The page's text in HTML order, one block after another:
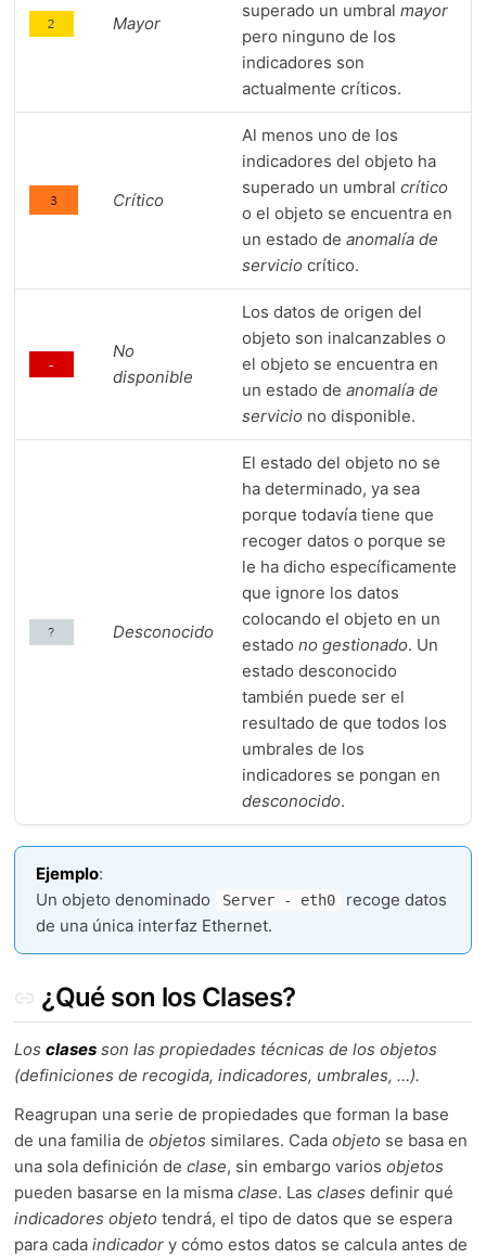
Mayor
superado un umbral mayor
pero ninguno de los
indicadores son
actualmente críticos.
Crítico
Al menos uno de los
indicadores del objeto ha
superado un umbral crítico
o el objeto se encuentra en
un estado de anomalía de
serviciocrítico.
No
disponible
Los datos de origen del
objeto son inalcanzables o
el objeto se encuentra en
un estado de anomalía de
serviciono disponible.
Desconocido
El estado del objeto no se
ha determinado, ya sea
porque todavía tiene que
recoger datos o porque se
le ha dicho específicamente
que ignore los datos
colocando el objeto en un
estado no gestionado. Un
estado desconocido
también puede ser el
resultado de que todos los
umbrales de los
indicadores se pongan en
desconocido.
Ejemplo:
Un objeto denominado
Server - eth0
recoge datos
de una única interfaz Ethernet.
¿Qué son los Clases?
Los clasesson las propiedades técnicas de los objetos
(definiciones de recogida, indicadores, umbrales, …).
Reagrupan una serie de propiedades que forman la base
de una familia de objetos similares. Cada objetose basa en
una sola definición de clase, sin embargo varios objetos
pueden basarse en la misma clase. Las clases definir qué
indicadores objetotendrá, el tipo de datos que se espera
para cada indicadory cómo estos datos se calcula antes de